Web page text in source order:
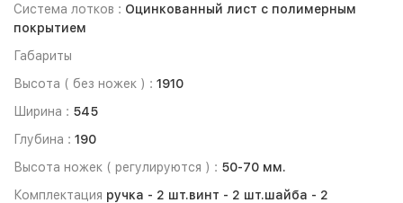
Система лотков : Оцинкованный лист с полимерным
покрытием
Габариты
Высота ( без ножек ) : 1910
Ширина : 545
Глубина : 190
Высота ножек ( регулируются ) : 50-70 мм.
Комплектация ручка - 2 шт.винт - 2 шт.шайба - 2